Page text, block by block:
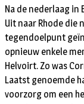
Na de nederlaag in
Uit naar Rhode die
tegendoelpunt
opnieuw enkele
Helvoirt. Zo was
Laatst genoemde
voorzorg om een